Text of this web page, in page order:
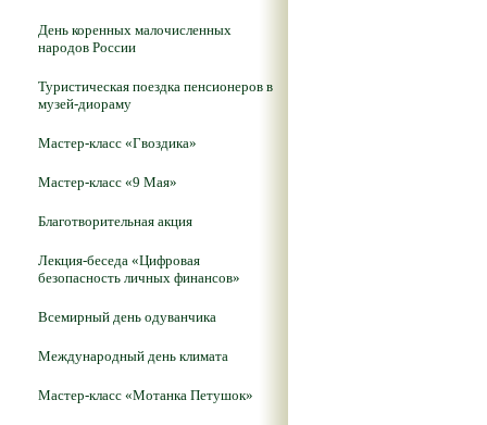
День коренных малочисленных
народов России
Туристическая поездка пенсионеров в
музей-диораму
Мастер-класс «Гвоздика»
Мастер-класс «9 Мая»
Благотворительная акция
Лекция-беседа «Цифровая
безопасность личных финансов»
Всемирный день одуванчика
Международный день климата
Мастер-класс «Мотанка Петушок»